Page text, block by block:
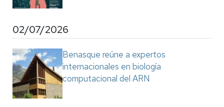
02/07/2026
Benasque reúne a expertos
internacionales en biología
computacional del ARN